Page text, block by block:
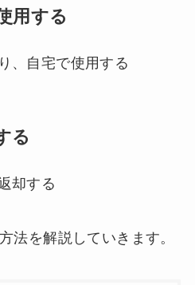
用する
、自宅で使用する
る
却する
法を解説していきます。